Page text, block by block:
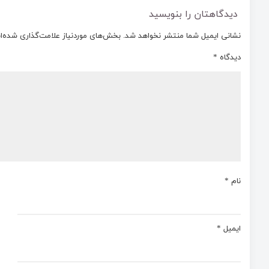
دیدگاهتان را بنویسید
نشانی ایمیل شما منتشر نخواهد شد. بخش‌های موردنیاز علامت‌گذاری
دیدگاه *
نام *
ایمیل *